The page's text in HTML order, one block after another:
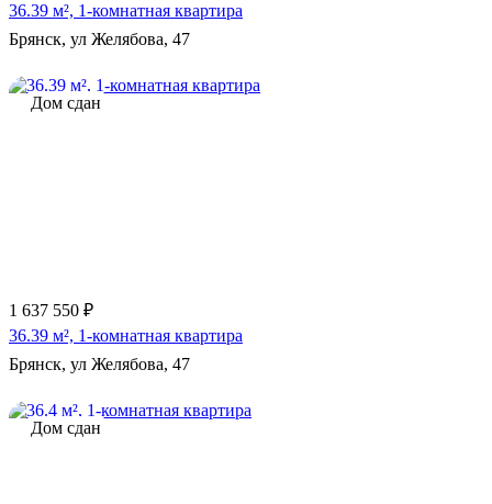
36.39 м², 1-комнатная квартира
Брянск, ул Желябова, 47
Дом сдан
1 637 550 ₽
36.39 м², 1-комнатная квартира
Брянск, ул Желябова, 47
Дом сдан